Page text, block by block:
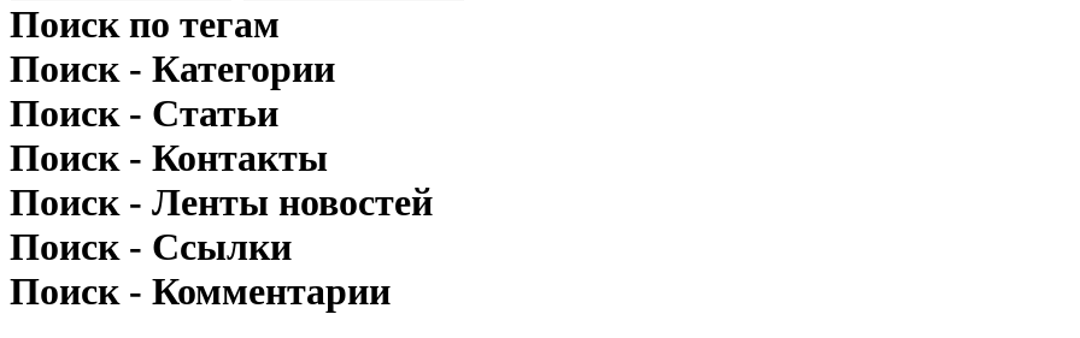
Поиск по тегам
Поиск - Категории
Поиск - Статьи
Поиск - Контакты
Поиск - Ленты новостей
Поиск - Ссылки
Поиск - Комментарии